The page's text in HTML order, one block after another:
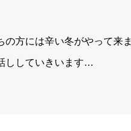
方には辛い冬がやって来ま
ししていきいます…